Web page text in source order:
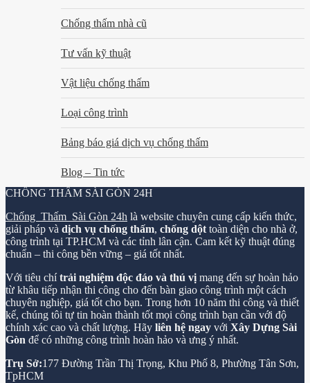
Chống thấm nhà cũ
Tư vấn kỹ thuật
Vật liệu chống thấm
Loại công trình
Bảng báo giá dịch vụ chống thấm
Blog – Tin tức
CHỐNG THẤM SÀI GÒN 24H
Chống Thấm Sài Gòn 24h là website chuyên cung cấp kiến thức,
giải pháp và dịch vụ chống thấm, chống dột toàn diện cho nhà ở,
công trình tại TP.HCM và các tỉnh lân cận. Cam kết kỹ thuật đúng
chuẩn – thi công bền vững – giá tốt nhất.
Với tiêu chítrải nghiệm độc đáo và thú vị mang đến sự hoàn hảo
từ khâu tiếp nhận thi công cho đến bàn giao công trình một cách
chuyên nghiệp, giá tốt cho bạn. Trong hơn 10 năm thi công và thiết
kế, chúng tôi tự tin hoàn thành tốt mọi công trình bạn cần với độ
chính xác cao và chất lượng. Hãy liên hệ ngay với Xây Dựng Sài
Gòn để có những công trình hoàn hảo và ưng ý nhất.
Trụ Sở:177 Đường Trần Thị Trọng, Khu Phố 8, Phường Tân Sơn,
TpHCM